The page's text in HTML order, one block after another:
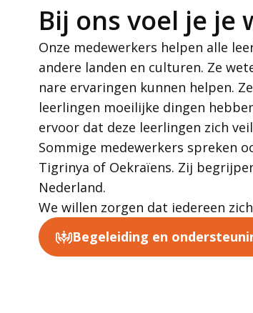
Bij ons voel je je
Onze medewerkers helpen alle
andere landen en culturen. Ze
nare ervaringen kunnen helpen.
leerlingen moeilijke dingen
ervoor dat deze leerlingen zich
Sommige medewerkers spreken
Tigrinya of Oekraïens. Zij
Nederland.
We willen zorgen dat iedereen
Begeleiding en